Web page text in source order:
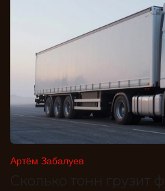
Артём Забалуев
Сколько тонн грузит